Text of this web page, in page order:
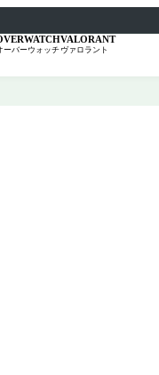
ーバーウォッチ
VALORANT
ヴァロラント